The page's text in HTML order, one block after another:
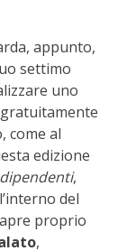
appunto,
settimo
uno
come al
edizione
,
del
proprio
,